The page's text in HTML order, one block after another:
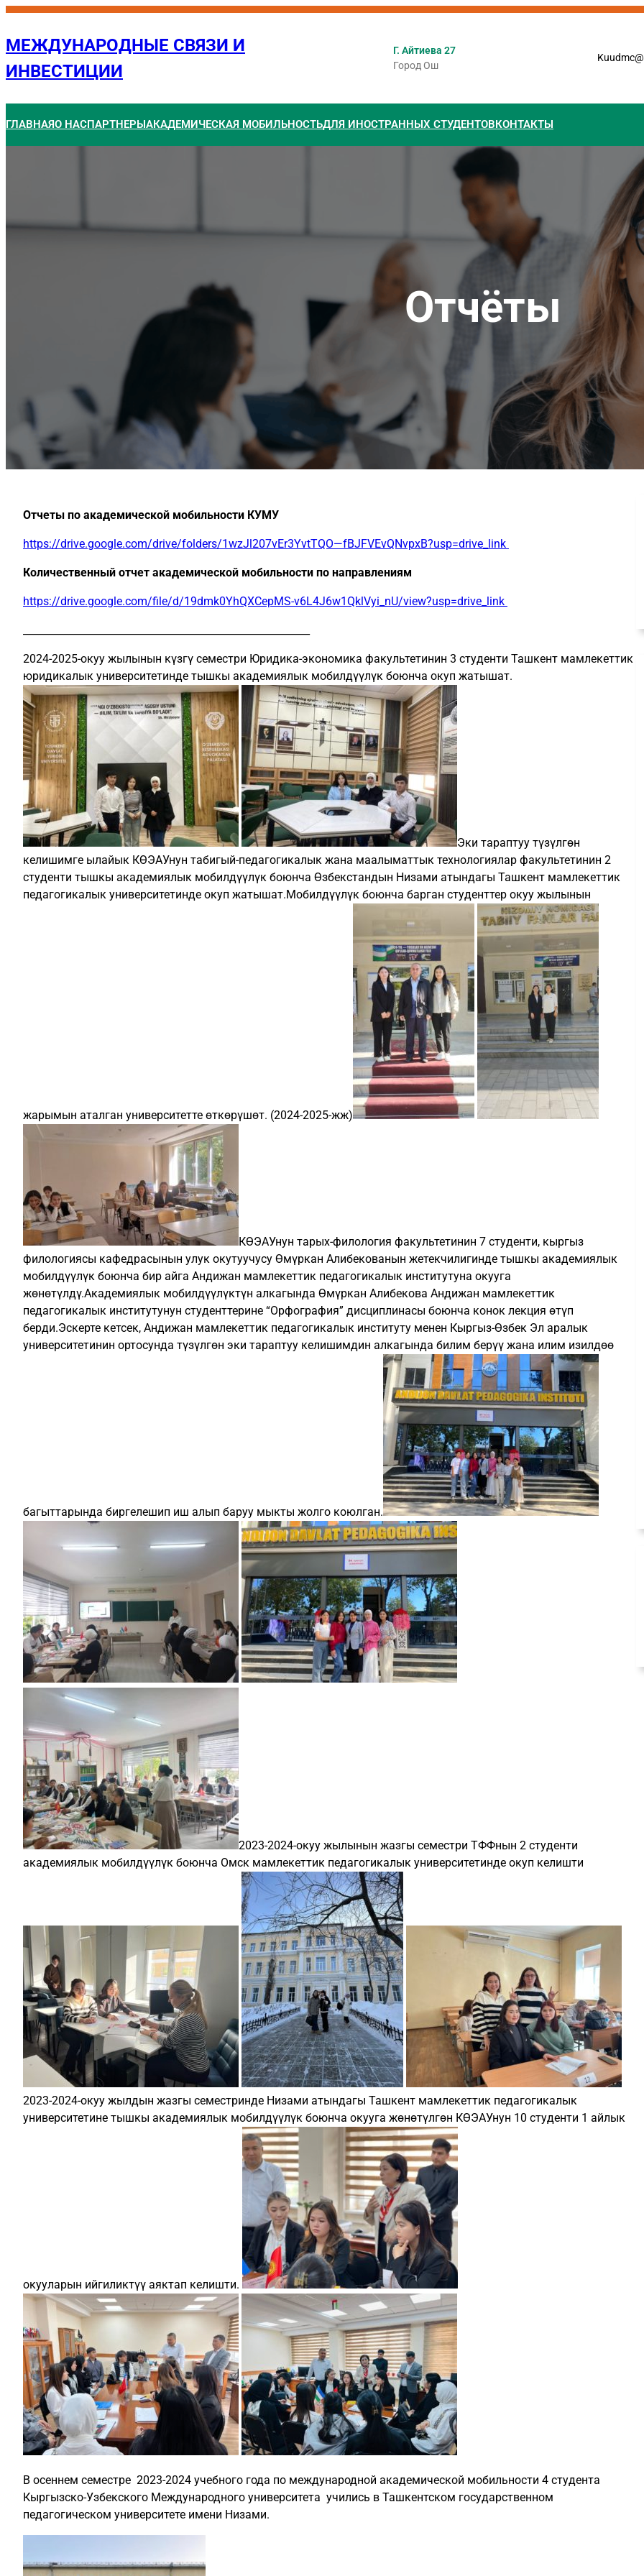
Перейти
содержимому
МЕЖДУНАРОДНЫЕ СВЯЗИ И
ИНВЕСТИЦИИ
Г. Айтиева 27
Город Ош
ГЛАВНАЯО НАСПАРТНЕРЫ АКАДЕМИЧЕСКАЯ МОБИЛЬНОСТЬДЛЯ ИНОСТРАННЫХ СТУДЕНТОВ КОНТАКТЫ
Отчёты
Отчеты по академической мобильности КУМУ
https://drive.google.com/drive/folders/1wzJl207vEr3YvtTQO—fBJFVEvQNvpxB?usp=drive_link
Количественный отчет академической мобильности по направлениям
https://drive.google.com/file/d/19dmk0YhQXCepMS-v6L4J6w1QklVyi_nU/view?usp=drive_link
2024-2025-окуу жылынын күзгү семестри Юридика-экономика факультетинин 3 студенти Ташкент мамлекеттик
юридикалык университетинде тышкы академиялык мобилдүүлүк боюнча окуп жатышат.
Эки тараптуу түзүлгөн
келишимге ылайык КӨЭАУнун табигый-педагогикалык жана маалыматтык технологиялар факультетинин 2
студенти тышкы академиялык мобилдүүлүк боюнча Өзбекстандын Низами атындагы Ташкент мамлекеттик
педагогикалык университетинде окуп жатышат.Мобилдүүлүк боюнча барган студенттер окуу жылынын
жарымын аталган университетте өткөрүшөт. (2024-2025-жж)
КӨЭАУнун тарых-филология факультетинин 7 студенти, кыргыз
филологиясы кафедрасынын улук окутуучусу Өмүркан Алибекованын жетекчилигинде тышкы академиялык
мобилдүүлүк боюнча бир айга Андижан мамлекеттик педагогикалык институтуна окууга
жөнөтүлдү.Академиялык мобилдүүлүктүн алкагында Өмүркан Алибекова Андижан мамлекеттик
педагогикалык институтунун студенттерине “Орфография” дисциплинасы боюнча конок лекция өтүп
берди.Эскерте кетсек, Андижан мамлекеттик педагогикалык институту менен Кыргыз-Өзбек Эл аралык
университетинин ортосунда түзүлгөн эки тараптуу келишимдин алкагында билим берүү жана илим изилдөө
багыттарында биргелешип иш алып баруу мыкты жолго коюлган.
2023-2024-окуу жылынын жазгы семестри ТФФнын 2 студенти
академиялык мобилдүүлүк боюнча Омск мамлекеттик педагогикалык университетинде окуп келишти
2023-2024-окуу жылдын жазгы семестринде Низами атындагы Ташкент мамлекеттик педагогикалык
университетине тышкы академиялык мобилдүүлүк боюнча окууга жөнөтүлгөн КӨЭАУнун 10 студенти 1 айлык
окууларын ийгиликтүү аяктап келишти.
В осеннем семестре 2023-2024 учебного года по международной академической мобильности 4 студента
Кыргызско-Узбекского Международного университета учились в Ташкентском государственном
педагогическом университете имени Низами.